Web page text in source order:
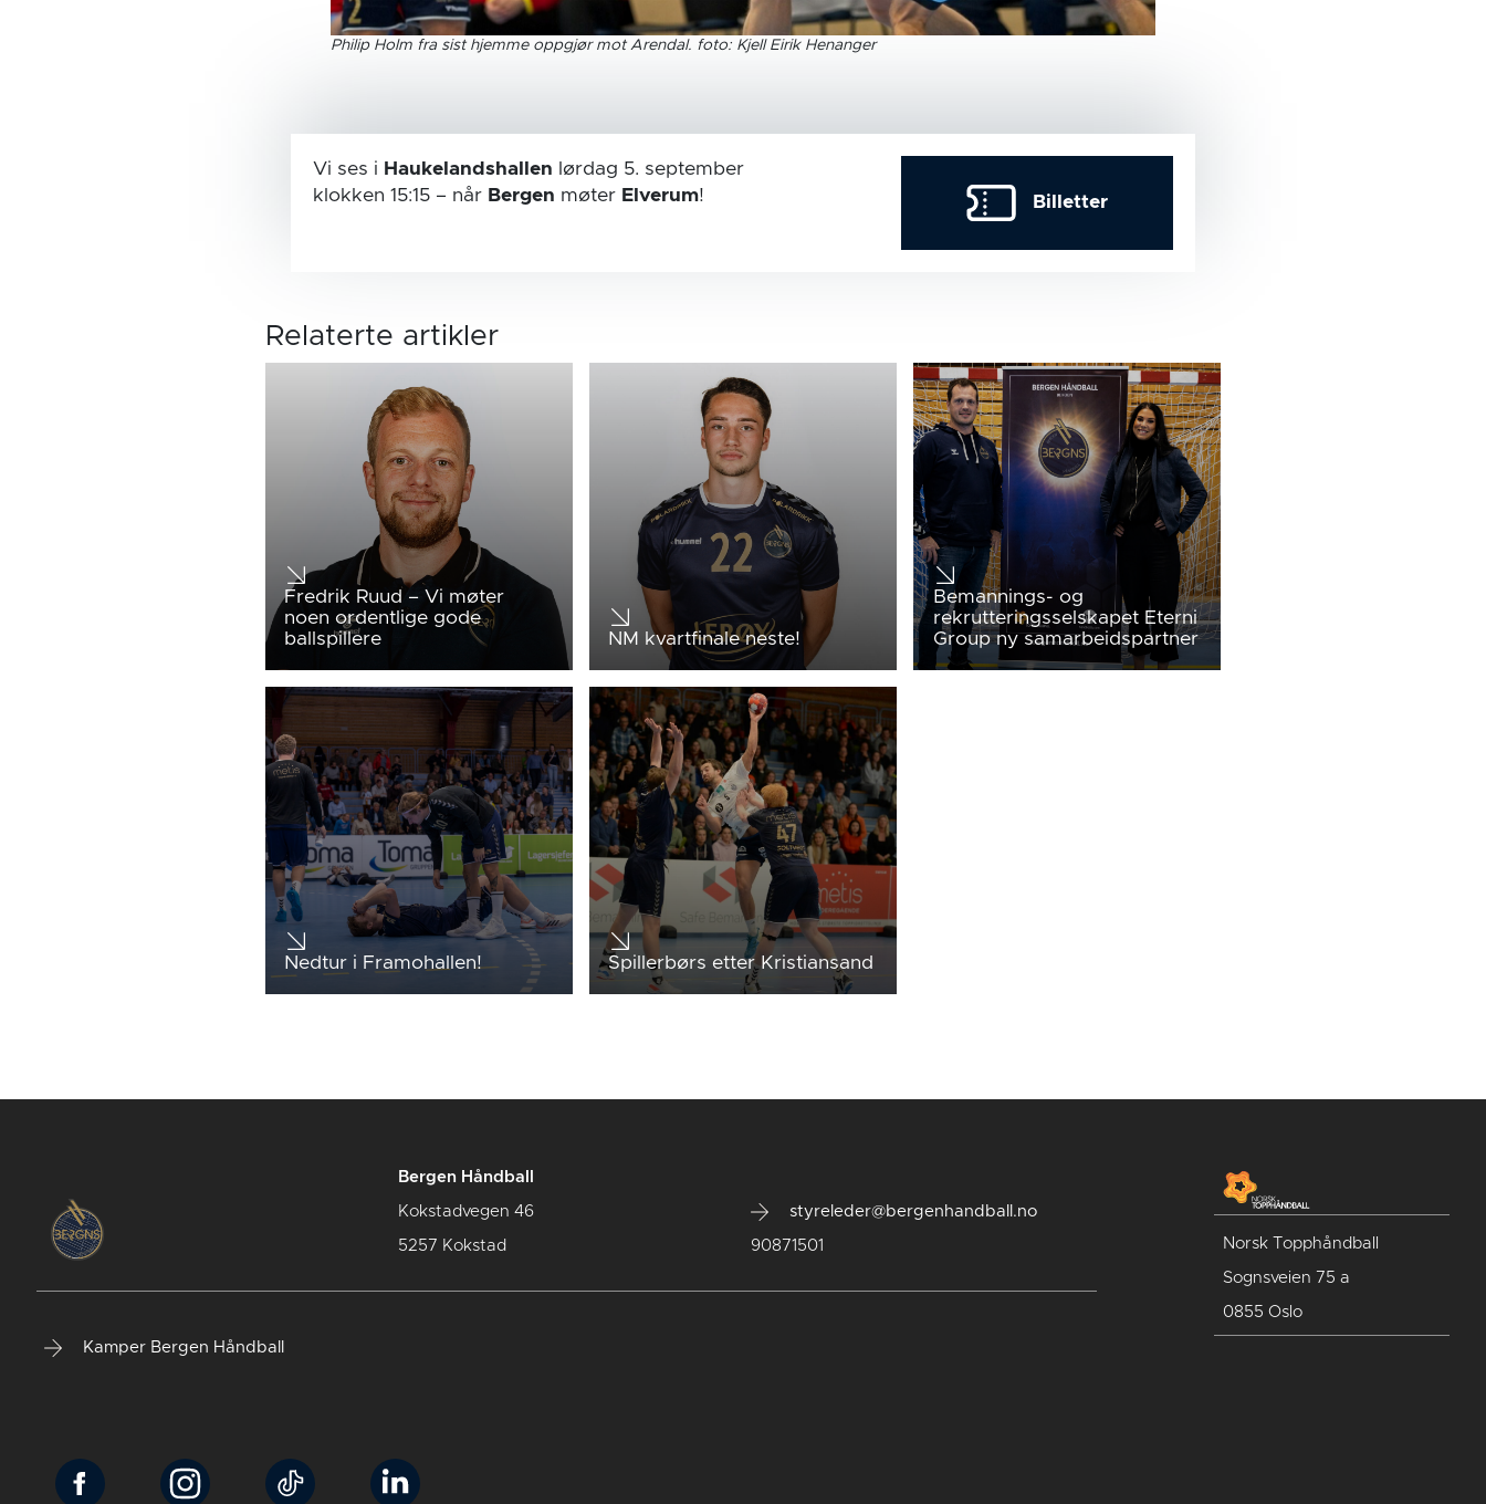
Philip Holm fra sist hjemme oppgjør mot Arendal. foto: Kjell Eirik Henanger
Vi ses i Haukelandshallen lørdag 5. september
klokken 15:15– når Bergen møter Elverum! Billetter
Relaterte artikler
Fredrik Ruud – Vi møter
noen ordentlige gode
ballspillere
NM kvartfinale neste!
Bemannings- og
rekrutteringsselskapet Eterni
Group ny samarbeidspartner
Nedtur i Framohallen! Spillerbørs etter Kristiansand
Bergen Håndball
Kokstadvegen 46
5257 Kokstad
styreleder@bergenhandball.no
90871501
Kamper Bergen Håndball
Norsk Topphåndball
Sognsveien 75 a
0855 Oslo